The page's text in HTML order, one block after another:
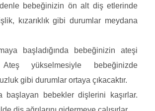
bebeğinizin ön alt diş etlerinde
kızarıklık gibi durumlar meydana
başladığında bebeğinizin ateşi
yükselmesiyle bebeğinizde
gibi durumlar ortaya çıkacaktır.
başlayan bebekler dişlerini kaşırlar.